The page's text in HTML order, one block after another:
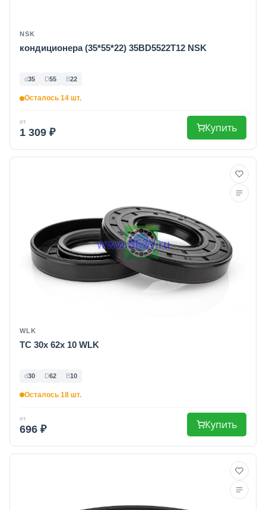
NSK
кондиционера (35*55*22) 35BD5522T12 NSK
d35 D55 B22
Осталось 14 шт.
от
1 309 ₽ Купить
WLK
TC 30x 62x 10 WLK
d30 D62 B10
Осталось 18 шт.
от
696 ₽ Купить